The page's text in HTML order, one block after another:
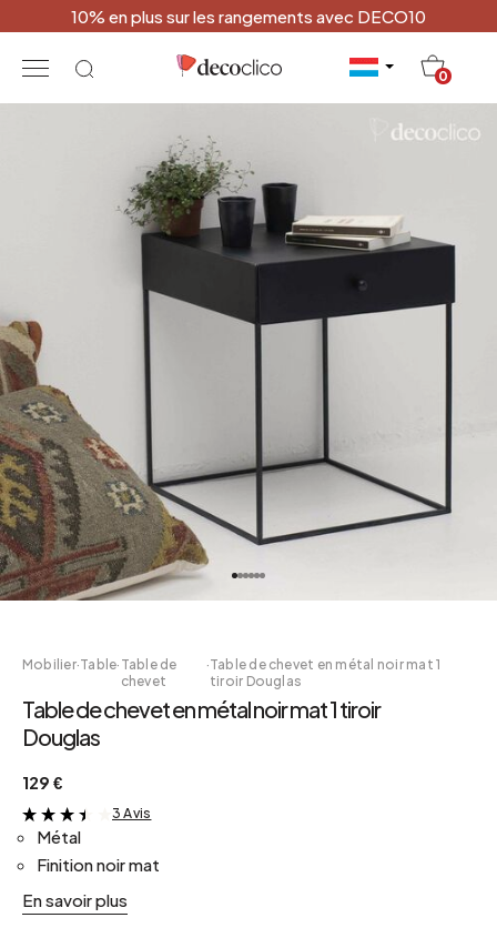
10% en plus sur les rangements avec DECO10
0
Mobilier·Table· Table de
chevet
·Table de chevet en métal noir mat 1
tiroir Douglas
Table de chevet en métal noir mat 1 tiroir
Douglas
129 €
&
3 Avis
Métal
Finition noir mat
En savoir plus